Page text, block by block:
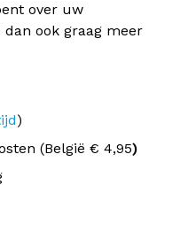
over uw
ook graag meer
)
(België € 4,95)